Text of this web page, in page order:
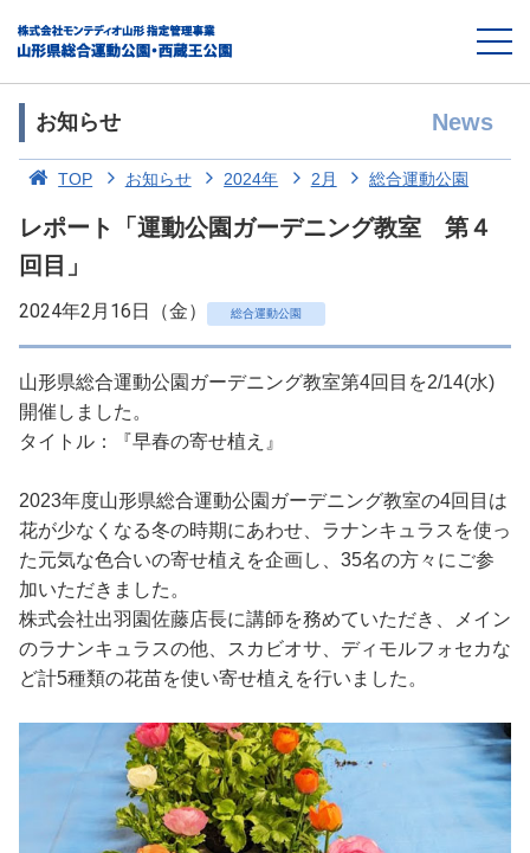
お知らせ News
TOP お知らせ 2024年 2月 総合運動公園
レポート「運動公園ガーデニング教室 第４
回目」
2024年2月16日（金） 総合運動公園
山形県総合運動公園ガーデニング教室第4回目を2/14(水)
開催しました。
タイトル：『早春の寄せ植え』
2023年度山形県総合運動公園ガーデニング教室の4回目は
花が少なくなる冬の時期にあわせ、ラナンキュラスを使っ
た元気な色合いの寄せ植えを企画し、35名の方々にご参
加いただきました。
株式会社出羽園佐藤店長に講師を務めていただき、メイン
のラナンキュラスの他、スカビオサ、ディモルフォセカな
ど計5種類の花苗を使い寄せ植えを行いました。